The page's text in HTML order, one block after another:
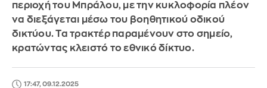
περιοχή του Μπράλου, με την κυκλοφορία πλέον
να διεξάγεται μέσω του βοηθητικού οδικού
δικτύου. Τα τρακτέρ παραμένουν στο σημείο,
κρατώντας κλειστό το εθνικό δίκτυο.
17:47, 09.12.2025